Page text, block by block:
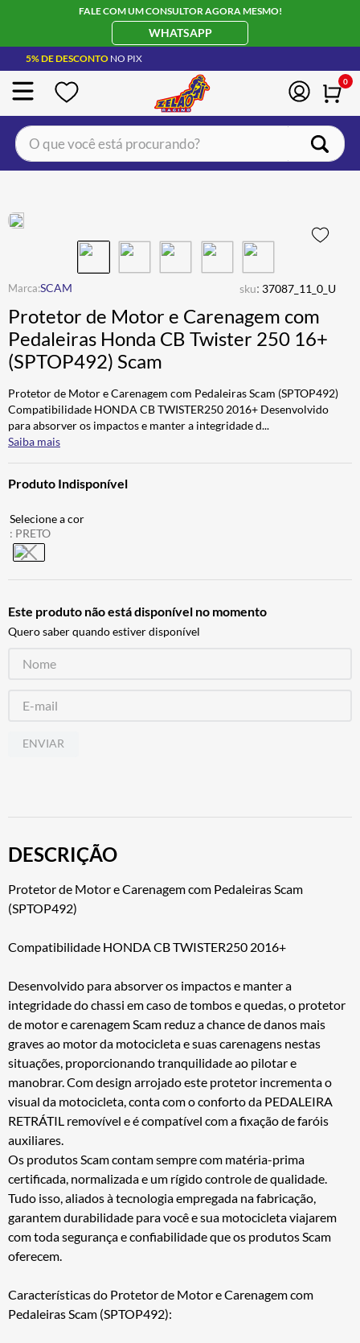
FALE COM UM CONSULTOR AGORA MESMO!
WHATSAPP
5% DE DESCONTO NO PIX
0
O que você está procurando?
SCAM sku: 37087_11_0_U
Protetor de Motor e Carenagem com
Pedaleiras Honda CB Twister 250 16+
(SPTOP492) Scam
Protetor de Motor e Carenagem com Pedaleiras Scam (SPTOP492)
Compatibilidade HONDA CB TWISTER250 2016+ Desenvolvido
para absorver os impactos e manter a integridade d...
Saiba mais
Produto Indisponível
: PRETO
Este produto não está disponível no momento
Quero saber quando estiver disponível
ENVIAR
DESCRIÇÃO
Protetor de Motor e Carenagem com Pedaleiras Scam
(SPTOP492)
Compatibilidade HONDA CB TWISTER250 2016+
Desenvolvido para absorver os impactos e manter a
integridade do chassi em caso de tombos e quedas, o protetor
de motor e carenagem Scam reduz a chance de danos mais
graves ao motor da motocicleta e suas carenagens nestas
situações, proporcionando tranquilidade ao pilotar e
manobrar. Com design arrojado este protetor incrementa o
visual da motocicleta, conta com o conforto da PEDALEIRA
RETRÁTIL removível e é compatível com a fixação de faróis
auxiliares.
Os produtos Scam contam sempre com matéria-prima
certificada, normalizada e um rígido controle de qualidade.
Tudo isso, aliados à tecnologia empregada na fabricação,
garantem durabilidade para você e sua motocicleta viajarem
com toda segurança e confiabilidade que os produtos Scam
oferecem.
Características do Protetor de Motor e Carenagem com
Pedaleiras Scam (SPTOP492):
JAQUETA
4º ÓCULOS SOLAR
5º LUVA
6º BAU
º CALÇA
8º ALPINESTAR
9º AIROH